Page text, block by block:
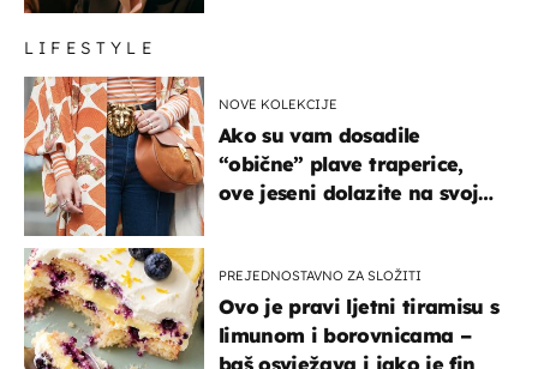
LIFESTYLE
NOVE KOLEKCIJE
Ako su vam dosadile
“obične” plave traperice,
ove jeseni dolazite na svoje
PREJEDNOSTAVNO ZA SLOŽITI
Ovo je pravi ljetni tiramisu s
limunom i borovnicama –
baš osvježava i jako je fin